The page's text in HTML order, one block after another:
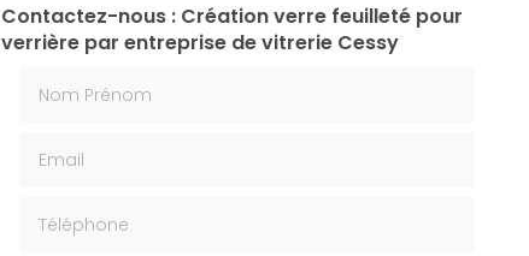
Contactez-nous : Création verre feuilleté pour
verrière par entreprise de vitrerie Cessy